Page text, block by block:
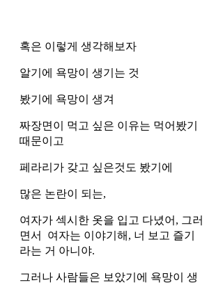
혹은 이렇게 생각해보자
알기에 욕망이 생기는 것
봤기에 욕망이 생겨
짜장면이 먹고 싶은 이유는 먹어봤기
때문이고
페라리가 갖고 싶은것도 봤기에
많은 논란이 되는,
여자가 섹시한 옷을 입고 다녔어, 그러
면서  여자는 이야기해, 너 보고 즐기
라는 거 아니야.
그러나 사람들은 보았기에 욕망이 생